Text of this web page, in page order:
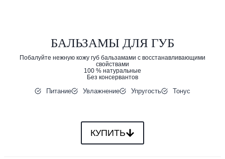
БАЛЬЗАМЫ ДЛЯ ГУБ
Побалуйте нежную кожу губ бальзамами с восстанавливающими
свойствами
100 % натуральные
Без консервантов
Питание Увлажнение Упругость Тонус
КУПИТЬ